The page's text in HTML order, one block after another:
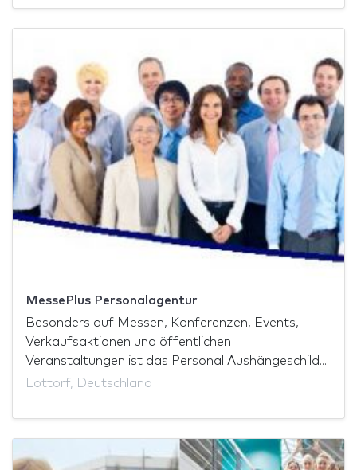
MessePlus Personalagentur
Besonders auf Messen, Konferenzen, Events,
Verkaufsaktionen und öffentlichen
Veranstaltungen ist das Personal Aushängeschild...
Lottorf, Deutschland